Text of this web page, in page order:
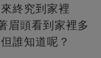
來終究到家裡
眉頭看到家裡多
誰知道呢？